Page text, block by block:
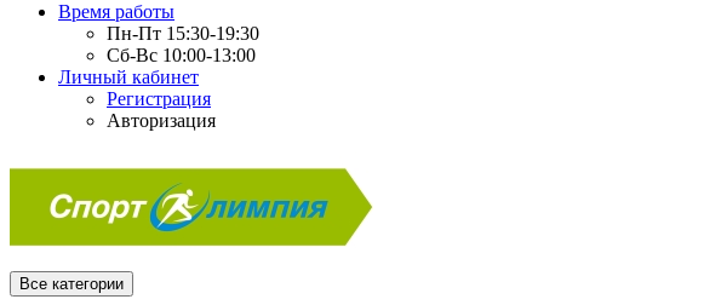
Время работы
Пн-Пт 15:30-19:30
Сб-Вс 10:00-13:00
Личный кабинет
Регистрация
Авторизация
Все категории